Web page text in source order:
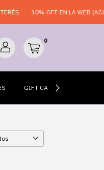
10% OFF EN LA WEB
0
GIFT CARDS